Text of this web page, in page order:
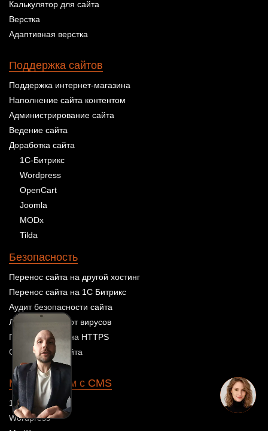
Калькулятор для сайта
Верстка
Адаптивная верстка
Поддержка сайтов
Поддержка интернет-магазина
Наполнение сайта контентом
Администрирование сайта
Ведение сайта
Доработка сайта
1С-Битрикс
Wordpress
OpenCart
Joomla
MODx
Tilda
Безопасность
Перенос сайта на другой хостинг
Перенос сайта на 1С Битрикс
Аудит безопасности сайта
Лечение сайта от вирусов
Переезд сайта на HTTPS
Обновление сайта
Мы работаем с CMS
1С-Битрикс
Wordpress